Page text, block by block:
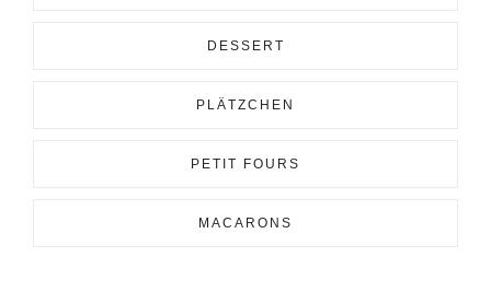
DESSERT
PLÄTZCHEN
PETIT FOURS
MACARONS